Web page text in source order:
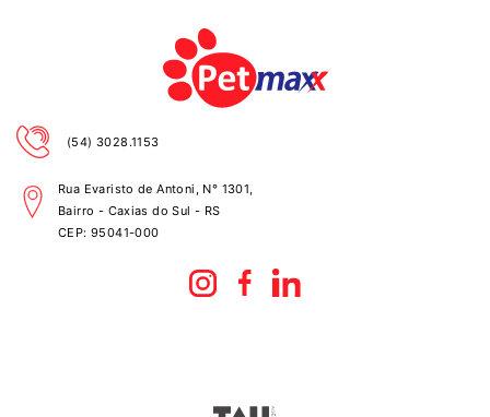
(54) 3028.1153
Rua Evaristo de Antoni, N° 1301,
Bairro - Caxias do Sul - RS
CEP: 95041-000